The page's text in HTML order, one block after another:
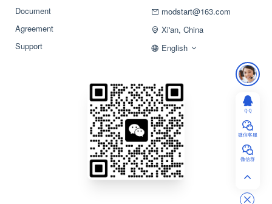
Document
Agreement
Support
modstart@163.com
Xi'an, China
English
ＱＱ
微信客服
微信群